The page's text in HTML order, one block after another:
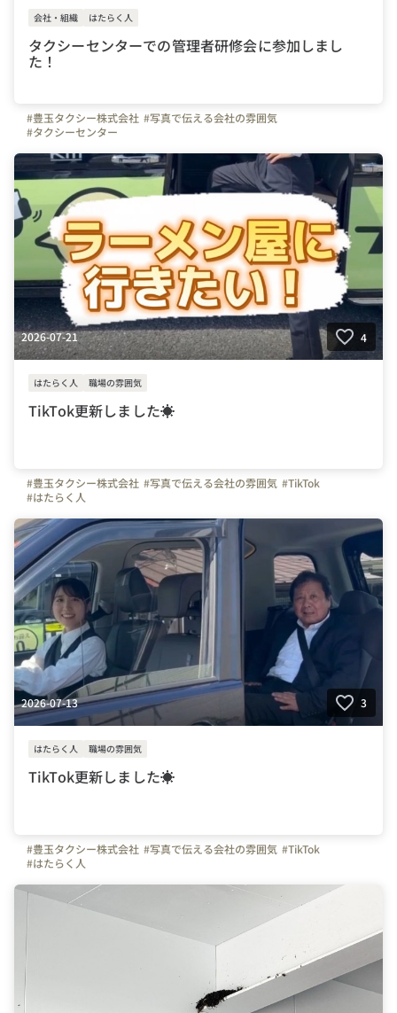
会社・組織 はたらく人
タクシーセンターでの管理者研修会に参加しまし
た！
#豊玉タクシー株式会社 #写真で伝える会社の雰囲気
#タクシーセンター
2026-07-21 4
はたらく人 職場の雰囲気
TikTok更新しました☀
#豊玉タクシー株式会社 #写真で伝える会社の雰囲気 #TikTok
#はたらく人
2026-07-13 3
はたらく人 職場の雰囲気
TikTok更新しました☀
#豊玉タクシー株式会社 #写真で伝える会社の雰囲気 #TikTok
#はたらく人